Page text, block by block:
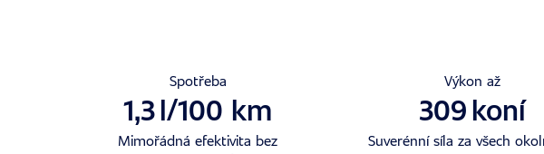
Spotřeba
1,3l/100 km
Mimořádná efektivita bez
Výkon až
309koní
Suverénní síla za všech